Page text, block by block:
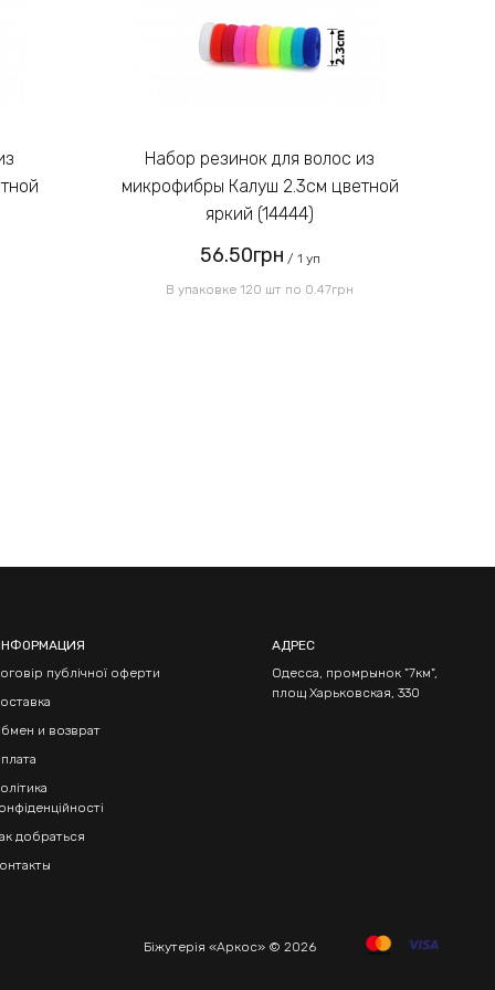
Отправить
Набор резинок для волос из
микрофибры Калуш 2.3см цветной
яркий (14444)
56.50грн / 1 уп
В упаковке 120 шт по 0.47грн
публічної оферти
и возврат
добраться
АДРЕС
Одесса, промрынок "7км",
площ Харьковская, 330
Біжутерія «Аркос» © 2026